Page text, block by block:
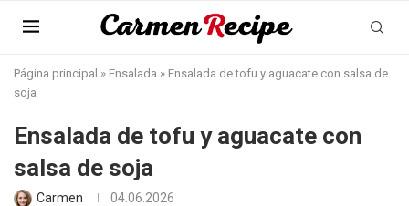
Página principal » Ensalada » Ensalada de tofu y aguacate con salsa de
soja
Ensalada de tofu y aguacate con
salsa de soja
Carmen 04.06.2026